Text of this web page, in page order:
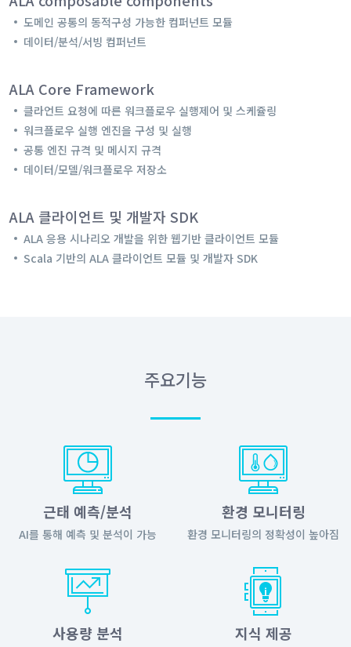
도메인 공통의 동적구성 가능한 컴퍼넌트 모듈
데이터/분석/서빙 컴퍼넌트
ALA Core Framework
클라언트 요청에 따른 워크플로우 실행제어 및 스케쥴링
워크플로우 실행 엔진을 구성 및 실행
공통 엔진 규격 및 메시지 규격
데이터/모델/워크플로우 저장소
ALA 클라이언트 및 개발자 SDK
ALA 응용 시나리오 개발을 위한 웹기반 클라이언트 모듈
Scala 기반의 ALA 클라이언트 모듈 및 개발자 SDK
주요기능
근태 예측/분석
AI를 통해 예측 및 분석이 가능
환경 모니터링
환경 모니터링의 정확성이 높아짐
사용량 분석 지식 제공